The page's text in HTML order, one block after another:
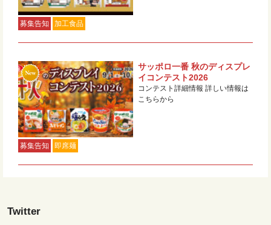
募集告知 加工食品
募集告知 即席麺
サッポロ一番 秋のディスプレ
イコンテスト2026
コンテスト詳細情報 詳しい情報は
こちらから
Twitter